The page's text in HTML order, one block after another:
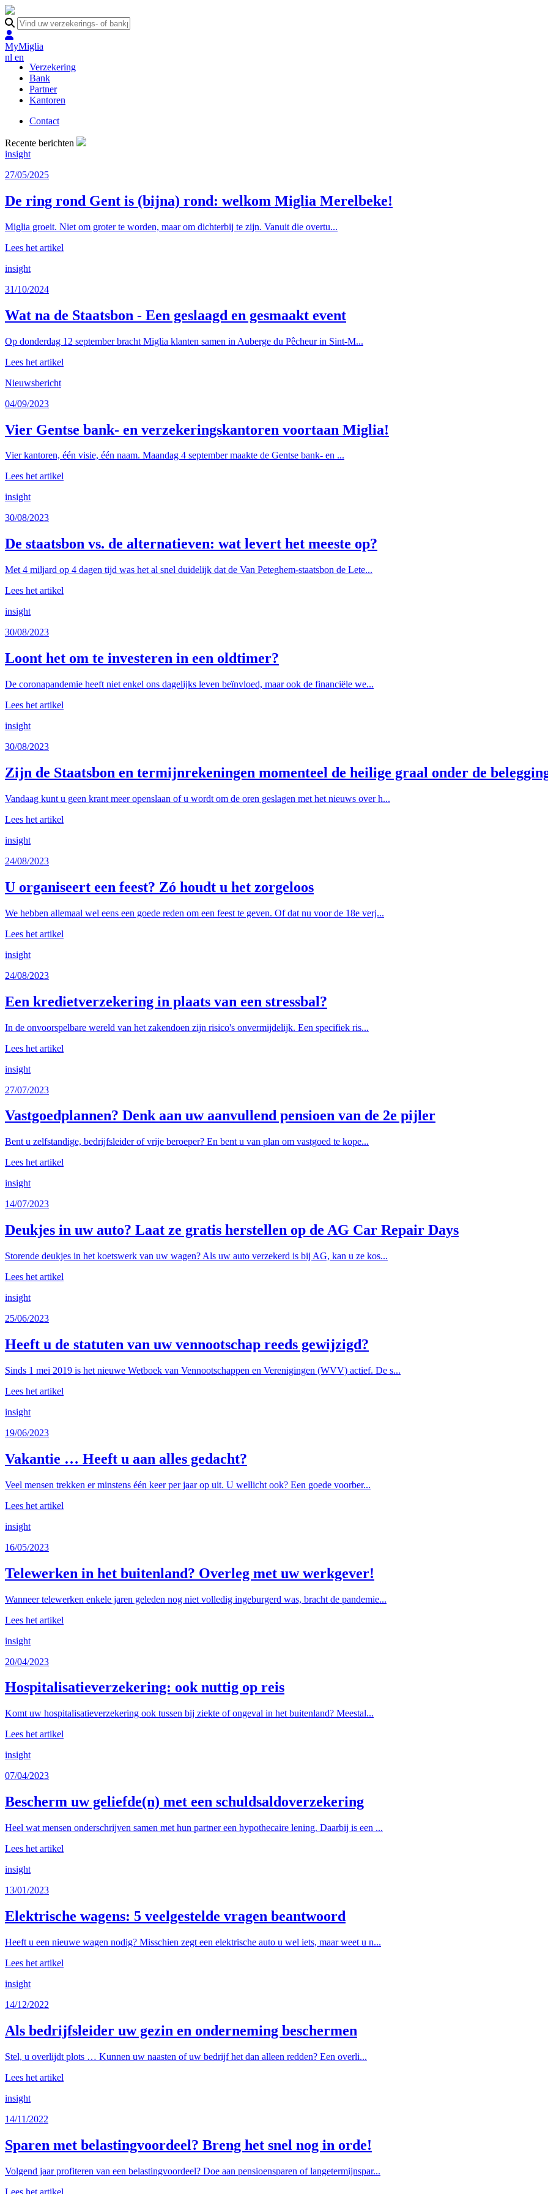
MyMiglia
nl en
Verzekering
Bank
Partner
Kantoren
Contact
Recente berichten
insight
27/05/2025
De ring rond Gent is (bijna) rond: welkom Miglia Merelbeke!
Miglia groeit. Niet om groter te worden, maar om dichterbij te zijn. Vanuit die overtu...
Lees het artikel
insight
31/10/2024
Wat na de Staatsbon - Een geslaagd en gesmaakt event
Op donderdag 12 september bracht Miglia klanten samen in Auberge du Pêcheur in Sint-M...
Lees het artikel
Nieuwsbericht
04/09/2023
Vier Gentse bank- en verzekeringskantoren voortaan Miglia!
Vier kantoren, één visie, één naam. Maandag 4 september maakte de Gentse bank- en ...
Lees het artikel
insight
30/08/2023
De staatsbon vs. de alternatieven: wat levert het meeste op?
Met 4 miljard op 4 dagen tijd was het al snel duidelijk dat de Van Peteghem-staatsbon de Lete...
Lees het artikel
insight
30/08/2023
Loont het om te investeren in een oldtimer?
De coronapandemie heeft niet enkel ons dagelijks leven beïnvloed, maar ook de financiële we...
Lees het artikel
insight
30/08/2023
Zijn de Staatsbon en termijnrekeningen momenteel de heilige graal onder de
Vandaag kunt u geen krant meer openslaan of u wordt om de oren geslagen met het nieuws over h...
Lees het artikel
insight
24/08/2023
U organiseert een feest? Zó houdt u het zorgeloos
We hebben allemaal wel eens een goede reden om een feest te geven. Of dat nu voor de 18e verj...
Lees het artikel
insight
24/08/2023
Een kredietverzekering in plaats van een stressbal?
In de onvoorspelbare wereld van het zakendoen zijn risico's onvermijdelijk. Een specifiek ris...
Lees het artikel
insight
27/07/2023
Vastgoedplannen? Denk aan uw aanvullend pensioen van de 2e pijler
Bent u zelfstandige, bedrijfsleider of vrije beroeper? En bent u van plan om vastgoed te kope...
Lees het artikel
insight
14/07/2023
Deukjes in uw auto? Laat ze gratis herstellen op de AG Car Repair Days
Storende deukjes in het koetswerk van uw wagen? Als uw auto verzekerd is bij AG, kan u ze kos...
Lees het artikel
insight
25/06/2023
Heeft u de statuten van uw vennootschap reeds gewijzigd?
Sinds 1 mei 2019 is het nieuwe Wetboek van Vennootschappen en Verenigingen (WVV) actief. De s...
Lees het artikel
insight
19/06/2023
Vakantie … Heeft u aan alles gedacht?
Veel mensen trekken er minstens één keer per jaar op uit. U wellicht ook? Een goede voorber...
Lees het artikel
insight
16/05/2023
Telewerken in het buitenland? Overleg met uw werkgever!
Wanneer telewerken enkele jaren geleden nog niet volledig ingeburgerd was, bracht de pandemie...
Lees het artikel
insight
20/04/2023
Hospitalisatieverzekering: ook nuttig op reis
Komt uw hospitalisatieverzekering ook tussen bij ziekte of ongeval in het buitenland? Meestal...
Lees het artikel
insight
07/04/2023
Bescherm uw geliefde(n) met een schuldsaldoverzekering
Heel wat mensen onderschrijven samen met hun partner een hypothecaire lening. Daarbij is een ...
Lees het artikel
insight
13/01/2023
Elektrische wagens: 5 veelgestelde vragen beantwoord
Heeft u een nieuwe wagen nodig? Misschien zegt een elektrische auto u wel iets, maar weet u n...
Lees het artikel
insight
14/12/2022
Als bedrijfsleider uw gezin en onderneming beschermen
Stel, u overlijdt plots … Kunnen uw naasten of uw bedrijf het dan alleen redden? Een overli...
Lees het artikel
insight
14/11/2022
Sparen met belastingvoordeel? Breng het snel nog in orde!
Volgend jaar profiteren van een belastingvoordeel? Doe aan pensioensparen of langetermijnspar...
Lees het artikel